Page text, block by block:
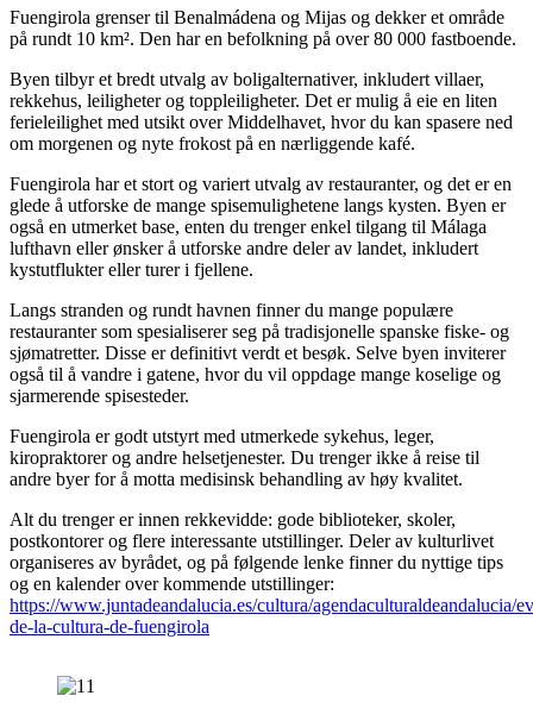
Fuengirola grenser til Benalmádena og Mijas og dekker et område
på rundt 10 km². Den har en befolkning på over 80 000 fastboende.
Byen tilbyr et bredt utvalg av boligalternativer, inkludert villaer,
rekkehus, leiligheter og toppleiligheter. Det er mulig å eie en liten
ferieleilighet med utsikt over Middelhavet, hvor du kan spasere ned
om morgenen og nyte frokost på en nærliggende kafé.
Fuengirola har et stort og variert utvalg av restauranter, og det er en
glede å utforske de mange spisemulighetene langs kysten. Byen er
også en utmerket base, enten du trenger enkel tilgang til Málaga
lufthavn eller ønsker å utforske andre deler av landet, inkludert
kystutflukter eller turer i fjellene.
Langs stranden og rundt havnen finner du mange populære
restauranter som spesialiserer seg på tradisjonelle spanske fiske- og
sjømatretter. Disse er definitivt verdt et besøk. Selve byen inviterer
også til å vandre i gatene, hvor du vil oppdage mange koselige og
sjarmerende spisesteder.
Fuengirola er godt utstyrt med utmerkede sykehus, leger,
kiropraktorer og andre helsetjenester. Du trenger ikke å reise til
andre byer for å motta medisinsk behandling av høy kvalitet.
Alt du trenger er innen rekkevidde: gode biblioteker, skoler,
postkontorer og flere interessante utstillinger. Deler av kulturlivet
organiseres av byrådet, og på følgende lenke finner du nyttige tips
og en kalender over kommende utstillinger:
https://www.juntadeandalucia.es/cultura/agendaculturaldeandalucia/
de-la-cultura-de-fuengirola